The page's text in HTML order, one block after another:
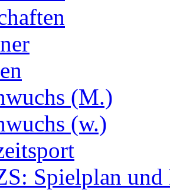
(M.)
(w.)
Spielplan und